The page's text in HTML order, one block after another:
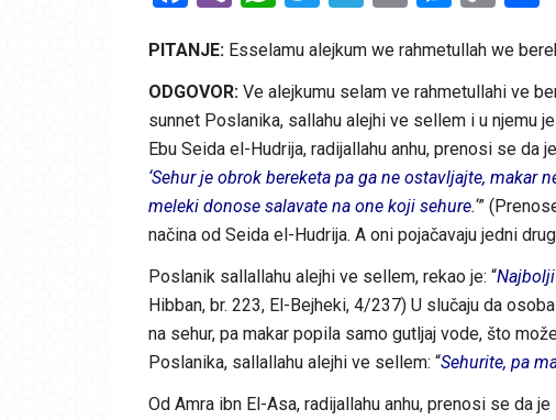
PITANJE:Esselamu alejkum we rahmetullah we
ODGOVOR:Ve alejkumu selam ve rahmetullahi ve
sunnet Poslanika, sallahu alejhi ve sellem i u njemu
Ebu Seida el-Hudrija, radijallahu anhu, prenosi se da
‘Sehur je obrok bereketa pa ga ne ostavljajte,
meleki donose salavate na one koji sehure.‘”
načina od Seida el-Hudrija. A oni pojačavaju jedni
Poslanik sallallahu alejhi ve sellem, rekao je: “
Hibban, br. 223, El-Bejheki, 4/237) U slučaju da
na sehur, pa makar popila samo gutljaj vode, što
Poslanika, sallallahu alejhi ve sellem: “Sehurite, pa
Od Amra ibn El-Asa, radijallahu anhu, prenosi se da